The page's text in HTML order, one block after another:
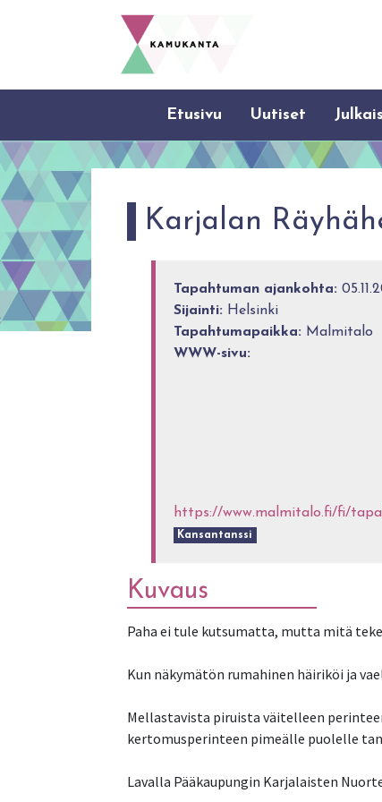
Etusivu Uutiset
Karjalan
Tapahtuman ajankohta:
Sijainti: Helsinki
Tapahtumapaikka: Malmitalo
WWW-sivu:
https://www.malmitalo.fi/fi/
Kansantanssi
Kuvaus
Paha ei tule kutsumatta, mutta mitä
Kun näkymätön rumahinen häiriköi ja
Mellastavista piruista väitelleen
kertomusperinteen pimeälle puolelle
Lavalla Pääkaupungin Karjalaisten